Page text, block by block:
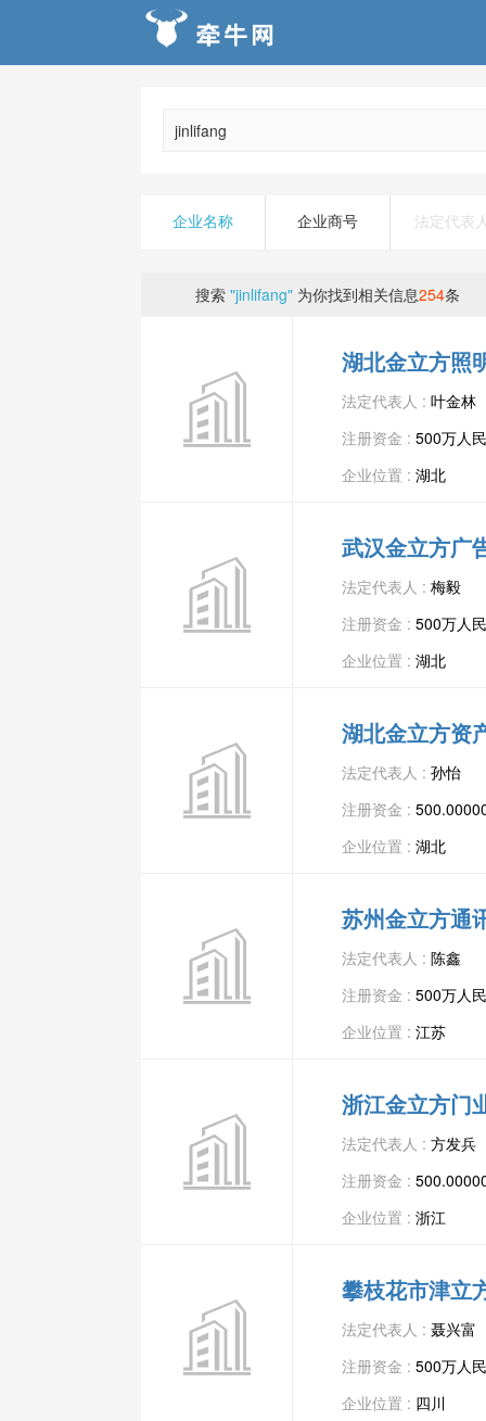
企业名称 企业商号 法定代表
搜索 "jinlifang" 为你找到相关信息254条
湖北金立方照
法定代表人 : 叶金林
注册资金 : 500万人
企业位置 : 湖北
武汉金立方广
法定代表人 : 梅毅
注册资金 : 500万人
企业位置 : 湖北
湖北金立方资
法定代表人 : 孙怡
注册资金 :
企业位置 : 湖北
苏州金立方通
法定代表人 : 陈鑫
注册资金 : 500万人
企业位置 : 江苏
浙江金立方门
法定代表人 : 方发兵
注册资金 :
企业位置 : 浙江
攀枝花市津立
法定代表人 : 聂兴富
注册资金 : 500万人
企业位置 : 四川